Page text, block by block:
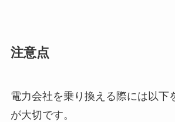
注意点
電力会社を乗り換える際には以下
が大切です。